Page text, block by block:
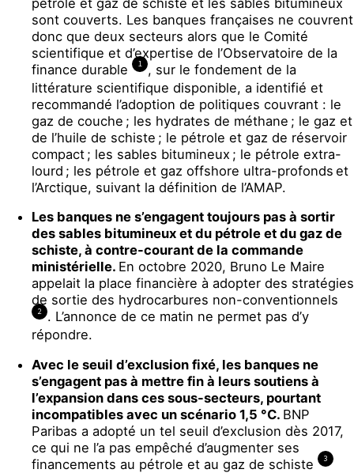
sont couverts. Les banques françaises ne couvrent
donc que deux secteurs alors que le Comité
scientifique et d’expertise de l’Observatoire de la
finance durable
1
, sur le fondement de la
littérature scientifique disponible, a identifié et
recommandé l’adoption de politiques couvrant : le
gaz de couche ; les hydrates de méthane ; le gaz et
de l’huile de schiste ; le pétrole et gaz de réservoir
compact ; les sables bitumineux ; le pétrole extra-
lourd ; les pétrole et gaz offshore ultra-profonds et
l’Arctique, suivant la définition de l’AMAP.
Les banques ne s’engagent toujours pas à sortir
des sables bitumineux et du pétrole et du gaz de
schiste, à contre-courant de la commande
ministérielle. En octobre 2020, Bruno Le Maire
appelait la place financière à adopter des stratégies
de sortie des hydrocarbures non-conventionnels
2
. L’annonce de ce matin ne permet pas d’y
répondre.
Avec le seuil d’exclusion fixé, les banques ne
s’engagent pas à mettre fin à leurs soutiens à
l’expansion dans ces sous-secteurs, pourtant
incompatibles avec un scénario 1,5 °C. BNP
Paribas a adopté un tel seuil d’exclusion dès 2017,
ce qui ne l’a pas empêché d’augmenter ses
financements au pétrole et au gaz de schiste
3